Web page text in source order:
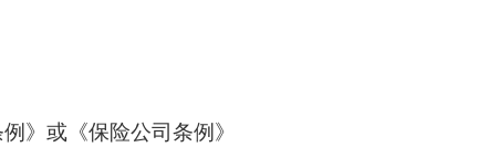
》或《保险公司条例》